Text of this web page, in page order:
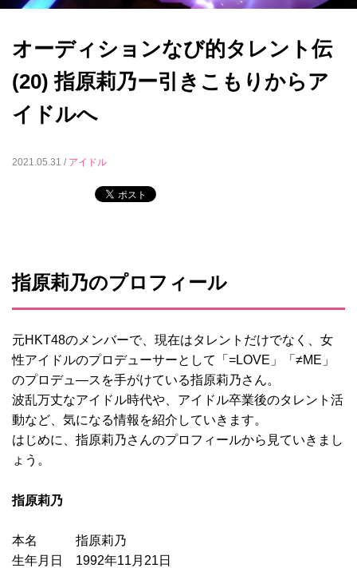
オーディションなび的タレント伝
(20) 指原莉乃ー引きこもりからア
イドルへ
2021.05.31 / アイドル
指原莉乃のプロフィール
元HKT48のメンバーで、現在はタレントだけでなく、女
性アイドルのプロデューサーとして「=LOVE」「≠ME」
のプロデュ―スを手がけている指原莉乃さん。
波乱万丈なアイドル時代や、アイドル卒業後のタレント活
動など、気になる情報を紹介していきます。
はじめに、指原莉乃さんのプロフィールから見ていきまし
ょう。
指原莉乃
本名 指原莉乃
生年月日 1992年11月21日